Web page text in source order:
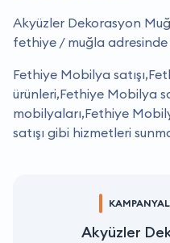
Akyüzler Dekorasyon
fethiye / muğla
Fethiye Mobilya
ürünleri,Fethiye Mobilya
mobilyaları,Fethiye
satışı gibi hizmetleri
Akyüzler